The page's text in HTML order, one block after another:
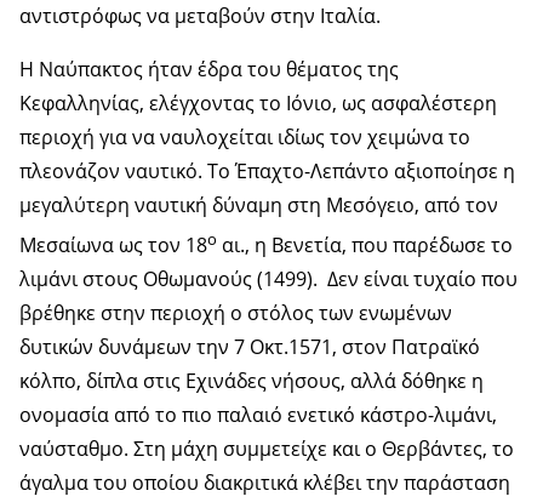
αντιστρόφως να μεταβούν στην Ιταλία.
Η Ναύπακτος ήταν έδρα του θέματος της
Κεφαλληνίας, ελέγχοντας το Ιόνιο, ως ασφαλέστερη
περιοχή για να ναυλοχείται ιδίως τον χειμώνα το
πλεονάζον ναυτικό. Το Έπαχτο-Λεπάντο αξιοποίησε η
μεγαλύτερη ναυτική δύναμη στη Μεσόγειο, από τον
Μεσαίωνα ως τον 18ο αι., η Βενετία, που παρέδωσε το
λιμάνι στους Οθωμανούς (1499). Δεν είναι τυχαίο που
βρέθηκε στην περιοχή ο στόλος των ενωμένων
δυτικών δυνάμεων την 7 Οκτ.1571, στον Πατραϊκό
κόλπο, δίπλα στις Εχινάδες νήσους, αλλά δόθηκε η
ονομασία από το πιο παλαιό ενετικό κάστρο-λιμάνι,
ναύσταθμο. Στη μάχη συμμετείχε και ο Θερβάντες, το
άγαλμα του οποίου διακριτικά κλέβει την παράσταση